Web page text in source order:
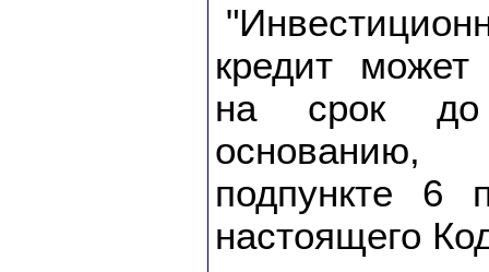
кредит может
на срок
подпункте 6
настоящего